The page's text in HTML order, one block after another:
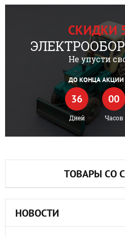
СКИДКИ
Не упусти
ДО КОНЦА АКЦИИ
36
Дней
00
Часов
ТОВАРЫ СО
НОВОСТИ